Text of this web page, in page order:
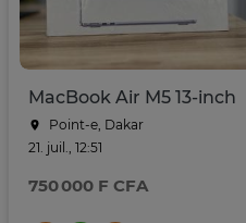
MacBook Air M5 13-inch
Point-e, Dakar
21. juil., 12:51
750 000 F CFA